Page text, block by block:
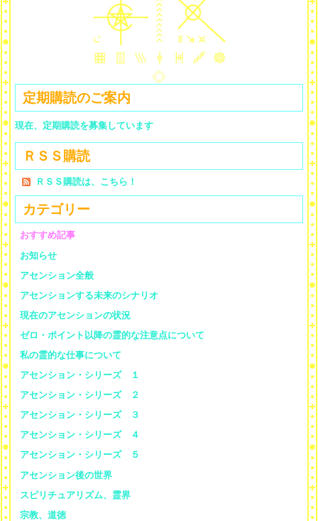
定期購読のご案内
現在、定期購読を募集しています
ＲＳＳ購読
ＲＳＳ購読は、こちら！
カテゴリー
おすすめ記事
お知らせ
アセンション全般
アセンションする未来のシナリオ
現在のアセンションの状況
ゼロ・ポイント以降の霊的な注意点について
私の霊的な仕事について
アセンション・シリーズ １
アセンション・シリーズ ２
アセンション・シリーズ ３
アセンション・シリーズ ４
アセンション・シリーズ ５
アセンション後の世界
スピリチュアリズム、霊界
宗教、道徳